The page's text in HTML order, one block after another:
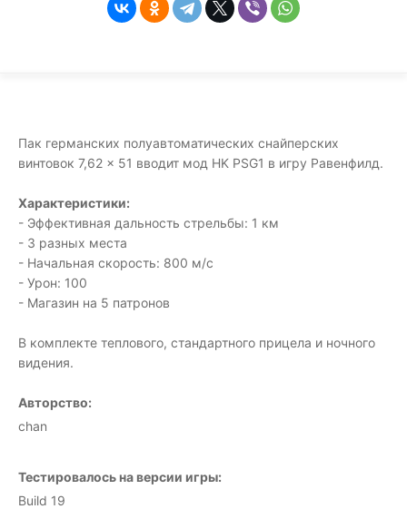
Пак германских полуавтоматических снайперских
винтовок 7,62 × 51 вводит мод HK PSG1 в игру Равенфилд.
Характеристики:
- Эффективная дальность стрельбы: 1 км
- 3 разных места
- Начальная скорость: 800 м/с
- Урон: 100
- Магазин на 5 патронов
В комплекте теплового, стандартного прицела и ночного
видения.
Авторство:
chan
Тестировалось на версии игры:
Build 19